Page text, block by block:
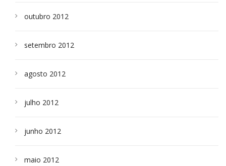
outubro 2012
setembro 2012
agosto 2012
julho 2012
junho 2012
maio 2012